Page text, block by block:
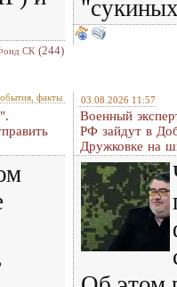
СК (244)
факты 03.08.2026 11:57
Военный
РФ зайдут в
Дружковке на